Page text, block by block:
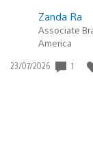
Zanda Ra
Associate
America
Fecha
23/07/2026 1